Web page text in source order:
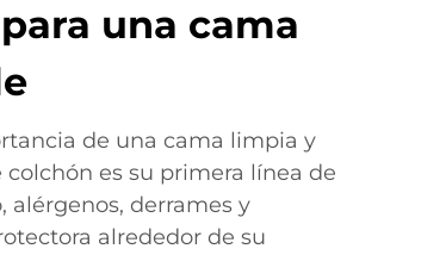
una cama
de una cama limpia y
es su primera línea de
alérgenos, derrames y
alrededor de su